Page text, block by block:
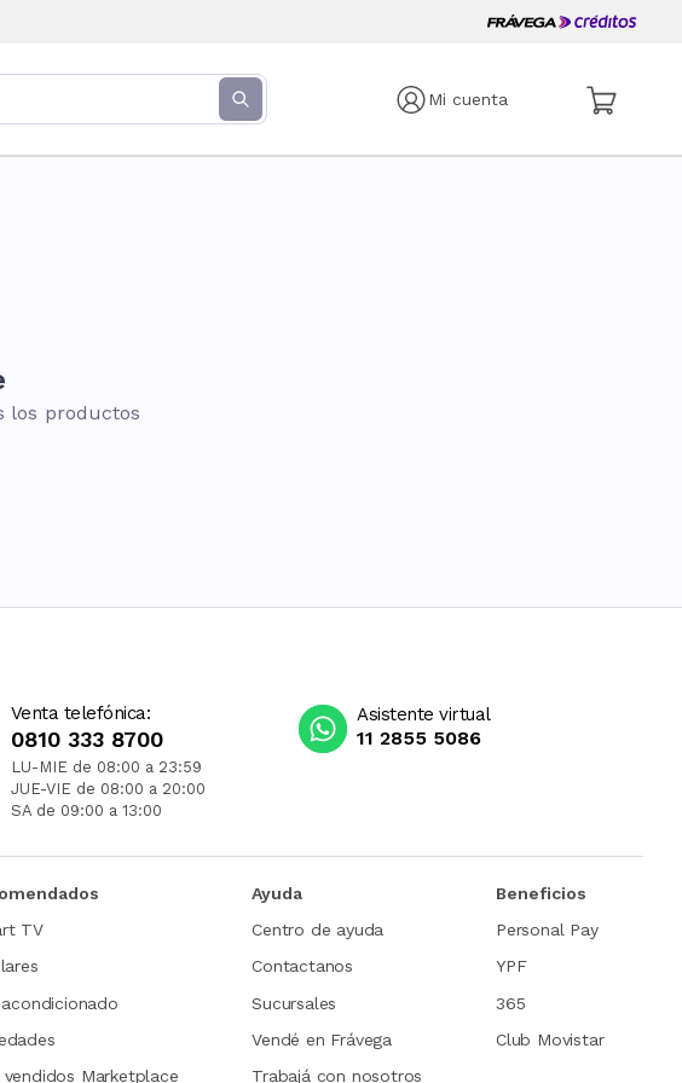
Mi cuenta
los productos
Venta telefónica:
0810 333 8700
LU-MIE de 08:00 a 23:59
JUE-VIE de 08:00 a 20:00
SA de 09:00 a 13:00
Asistente virtual
11 2855 5086
TV
acondicionado
vendidos Marketplace
Ayuda
Centro de ayuda
Contactanos
Sucursales
Vendé en Frávega
Trabajá con nosotros
Beneficios
Personal Pay
YPF
365
Club Movistar